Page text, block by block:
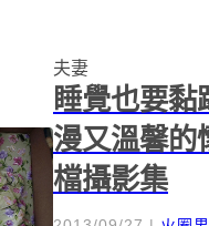
任務就是為這些可
夫妻
睡覺也要黏
漫又溫馨的
檔攝影集